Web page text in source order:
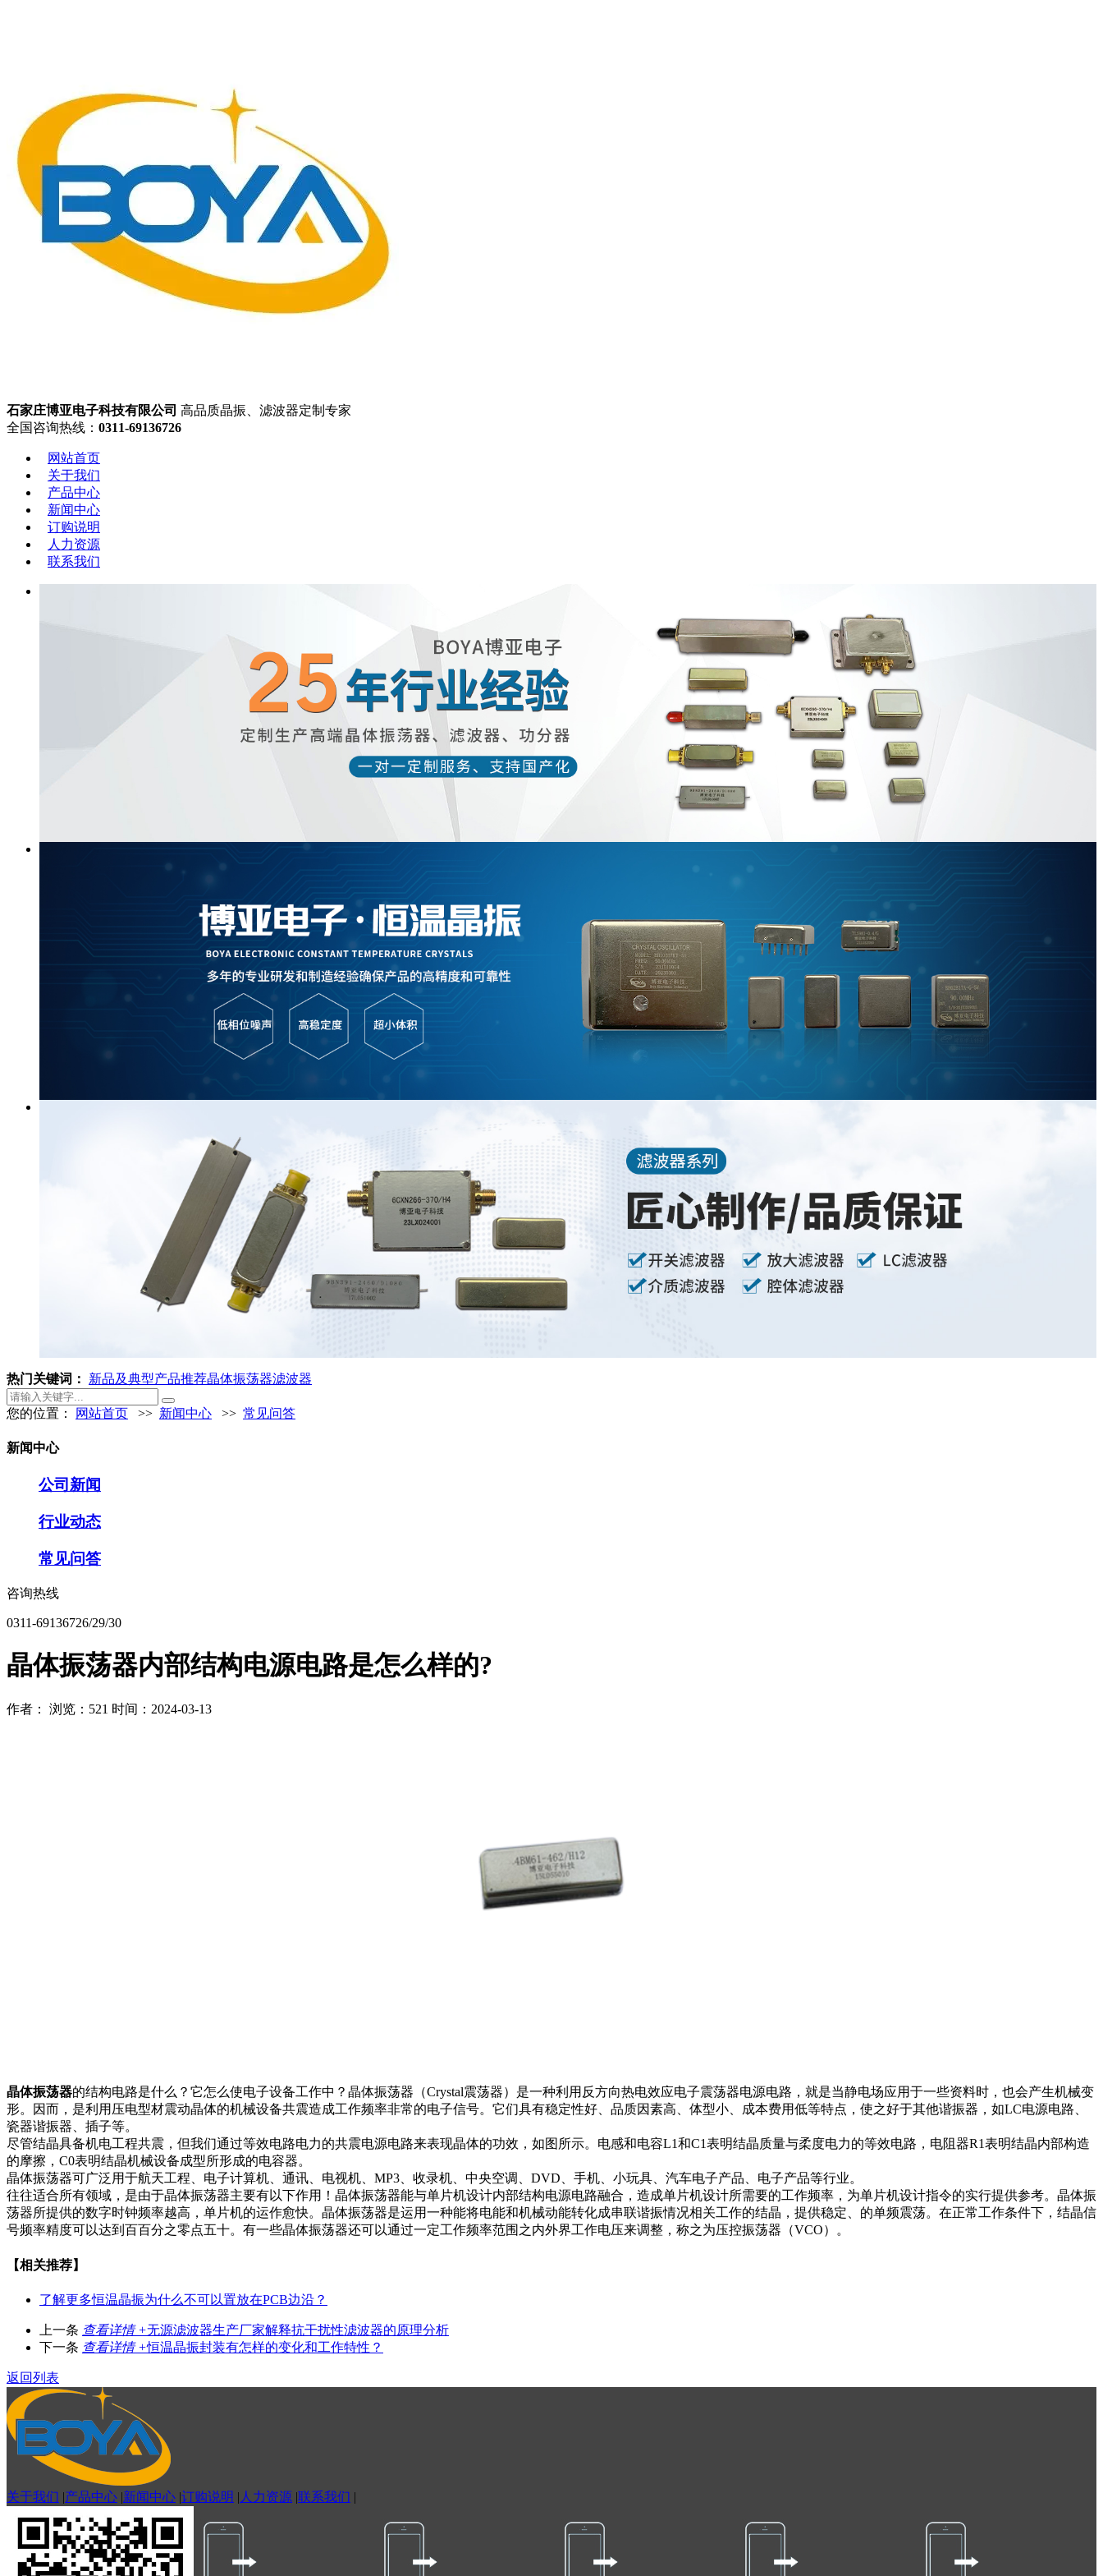
石家庄博亚电子科技有限公司 高品质晶振、滤波器定制专家
全国咨询热线： 0311-69136726
网站首页
关于我们
产品中心
新闻中心
订购说明
人力资源
联系我们
热门关键词： 新品及典型产品推荐晶体振荡器滤波器
您的位置： 网站首页 >> 新闻中心 >> 常见问答
新闻中心
公司新闻
行业动态
常见问答
咨询热线
0311-69136726/29/30
晶体振荡器内部结构电源电路是怎么样的?
作者： 浏览：521 时间：2024-03-13
晶体振荡器的结构电路是什么？它怎么使电子设备工作中？晶体振荡器（Crystal震荡器）是一种利用反方向热电效应电子震荡器电源电路，就是当静电场应用于一些资料时，也会产生机械变
形。因而，是利用压电型材震动晶体的机械设备共震造成工作频率非常的电子信号。它们具有稳定性好、品质因素高、体型小、成本费用低等特点，使之好于其他谐振器，如LC电源电路、
瓷器谐振器、插子等。
尽管结晶具备机电工程共震，但我们通过等效电路电力的共震电源电路来表现晶体的功效，如图所示。电感和电容L1和C1表明结晶质量与柔度电力的等效电路，电阻器R1表明结晶内部构造
的摩擦，C0表明结晶机械设备成型所形成的电容器。
晶体振荡器可广泛用于航天工程、电子计算机、通讯、电视机、MP3、收录机、中央空调、DVD、手机、小玩具、汽车电子产品、电子产品等行业。
往往适合所有领域，是由于晶体振荡器主要有以下作用！晶体振荡器能与单片机设计内部结构电源电路融合，造成单片机设计所需要的工作频率，为单片机设计指令的实行提供参考。晶体振
荡器所提供的数字时钟频率越高，单片机的运作愈快。晶体振荡器是运用一种能将电能和机械动能转化成串联谐振情况相关工作的结晶，提供稳定、的单频震荡。在正常工作条件下，结晶信
号频率精度可以达到百百分之零点五十。有一些晶体振荡器还可以通过一定工作频率范围之内外界工作电压来调整，称之为压控振荡器（VCO）。
【相关推荐】
了解更多恒温晶振为什么不可以置放在PCB边沿？
上一条 查看详情 +无源滤波器生产厂家解释抗干扰性滤波器的原理分析
下一条 查看详情 +恒温晶振封装有怎样的变化和工作特性？
返回列表
关于我们 |产品中心 |新闻中心 |订购说明 | 人力资源 |联系我们 |